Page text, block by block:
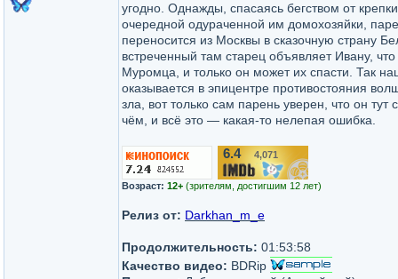
угодно. Однажды, спасаясь бегством от
очередной одураченной им домохозяйки,
переносится из Москвы в сказочную страну
встреченный там старец объявляет Ивану,
Муромца, и только он может их спасти. Так
оказывается в эпицентре противостояния
зла, вот только сам парень уверен, что он
чём, и всё это — какая-то нелепая ошибка.
6.4/10 4,071
Возраст: 12+ (зрителям, достигшим 12 лет)
Релиз от: Darkhan_m_e
Продолжительность: 01:53:58
Качество видео: BDRip